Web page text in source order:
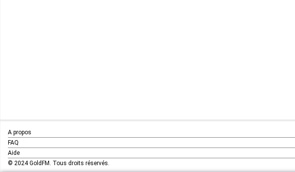
A propos
FAQ
Aide
© 2024 GoldFM. Tous droits réservés.